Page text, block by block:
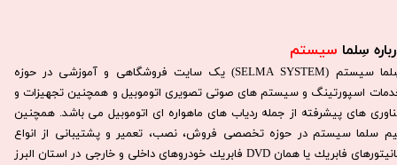
سِلما سیستم​​​​​​​
سِلما سيستم (SELMA SYSTEM) یک سایت فروشگاهی و آموزشی در حوزه
اسپورتینگ و سیستم های صوتی تصویری اتوموبیل و همچنین تجهیزات و
های پیشرفته از جمله ردیاب های ماهواره ای اتوموبیل می باشد. همچنين
سلما سيستم در حوزه تخصصی فروش، نصب، تعمير و پشتيبانی از انواع
مانيتورهای فابريك يا همان DVD فابريك خودروهای داخلی و خارجی در استان البرز